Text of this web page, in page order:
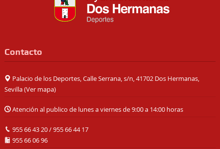
Contacto
Palacio de los Deportes, Calle Serrana, s/n, 41702 Dos Hermanas,
Sevilla (Ver mapa)
Atención al publico de lunes a viernes de 9:00 a 14:00 horas
955 66 43 20/955 66 44 17
955 66 06 96